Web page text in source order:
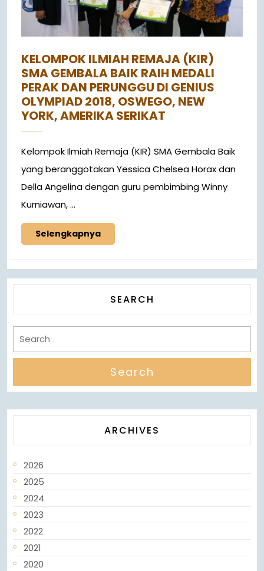
KELOMPOK ILMIAH REMAJA (KIR)
SMA GEMBALA BAIK RAIH MEDALI
PERAK DAN PERUNGGU DI GENIUS
OLYMPIAD 2018, OSWEGO, NEW
YORK, AMERIKA SERIKAT
Kelompok Ilmiah Remaja (KIR) SMA Gembala Baik
yang beranggotakan Yessica Chelsea Horax dan
Della Angelina dengan guru pembimbing Winny
Kurniawan, ...
Selengkapnya
SEARCH
ARCHIVES
2026
2025
2024
2023
2022
2021
2020